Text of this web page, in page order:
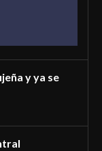
y ya se